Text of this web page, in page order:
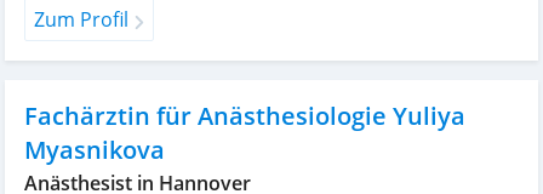
Zum Profil
Fachärztin für Anästhesiologie Yuliya
Myasnikova
Anästhesist in Hannover